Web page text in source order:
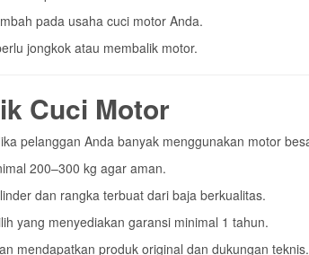
200–300 kg agar aman.
dan rangka terbuat dari baja berkualitas.
mendapatkan produk original dan dukungan teknis.
Hidrolik Cuci Motor?